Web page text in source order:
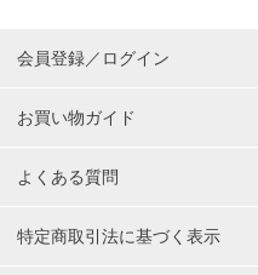
会員登録／ログイン
お買い物ガイド
よくある質問
特定商取引法に基づく表示